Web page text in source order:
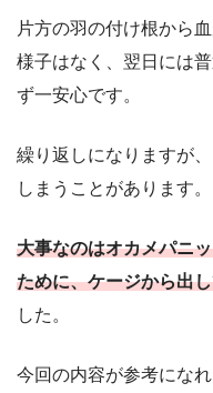
片方の羽の付け根から
様子はなく、翌日には
ず一安心です。
繰り返しになりますが
しまうことがあります。
大事なのはオカメパニ
ために、ケージから出
した。
今回の内容が参考になれ